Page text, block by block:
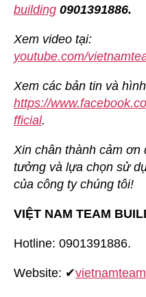
building 0901391886.
Xem video tại:
youtube.com/
Xem các bản tin và
https://
fficial.
Xin chân thành cảm ơn
tưởng và lựa chọn sử
của công ty chúng tôi!
VIỆT NAM TEAM
Hotline: 0901391886.
Website: ✔